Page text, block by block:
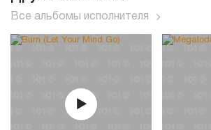
Все альбомы исполнителя